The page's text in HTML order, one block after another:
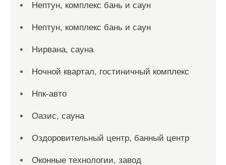
Нептун, комплекс бань и саун
Нептун, комплекс бань и саун
Нирвана, сауна
Ночной квартал, гостиничный комплекс
Нпк-авто
Оазис, сауна
Оздоровительный центр, банный центр
Оконные технологии, завод